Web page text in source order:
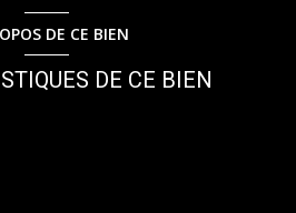
DE CE BIEN
DE CE BIEN